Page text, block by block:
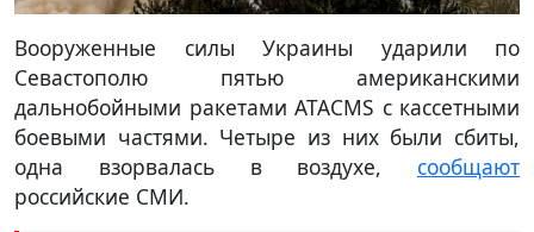
Вооруженные силы Украины ударили по
Севастополю пятью американскими
дальнобойными ракетами ATACMS с кассетными
боевыми частями. Четыре из них были сбиты,
одна взорвалась в воздухе, сообщают
российские СМИ.